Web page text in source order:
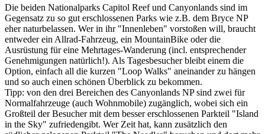
Die beiden Nationalparks Capitol Reef und Canyonlands sind im
Gegensatz zu so gut erschlossenen Parks wie z.B. dem Bryce NP
eher naturbelassen. Wer in ihr "Innenleben" vorstoßen will, braucht
entweder ein Allrad-Fahrzeug, ein MountainBike oder die
Ausrüstung für eine Mehrtages-Wanderung (incl. entsprechender
Genehmigungen natürlich!). Als Tagesbesucher bleibt einem die
Option, einfach all die kurzen "Loop Walks" aneinander zu hängen
und so auch einen schönen Überblick zu bekommen.
Tipp: von den drei Bereichen des Canyonlands NP sind zwei für
Normalfahrzeuge (auch Wohnmobile) zugänglich, wobei sich ein
Großteil der Besucher mit dem besser erschlossenen Parkteil "Island
in the Sky" zufriedengibt. Wer Zeit hat, kann zusätzlich den